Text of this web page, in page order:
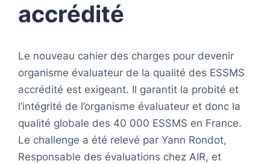
accrédité
Le nouveau cahier des charges pour devenir
organisme évaluateur de la qualité des ESSMS
accrédité est exigeant. Il garantit la probité et
l’intégrité de l’organisme évaluateur et donc la
qualité globale des 40 000 ESSMS en France.
Le challenge a été relevé par Yann Rondot,
Responsable des évaluations chez AIR, et